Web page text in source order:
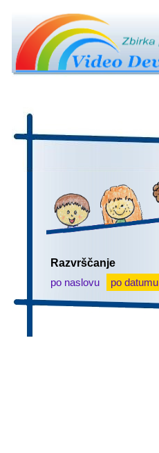
Razvrščanje
po naslovu
po datumu